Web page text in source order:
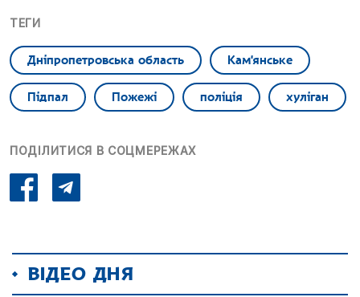
ТЕГИ
Дніпропетровська область Кам'янське
Підпал Пожежі поліція хуліган
ПОДІЛИТИСЯ В СОЦМЕРЕЖАХ
ВІДЕО ДНЯ